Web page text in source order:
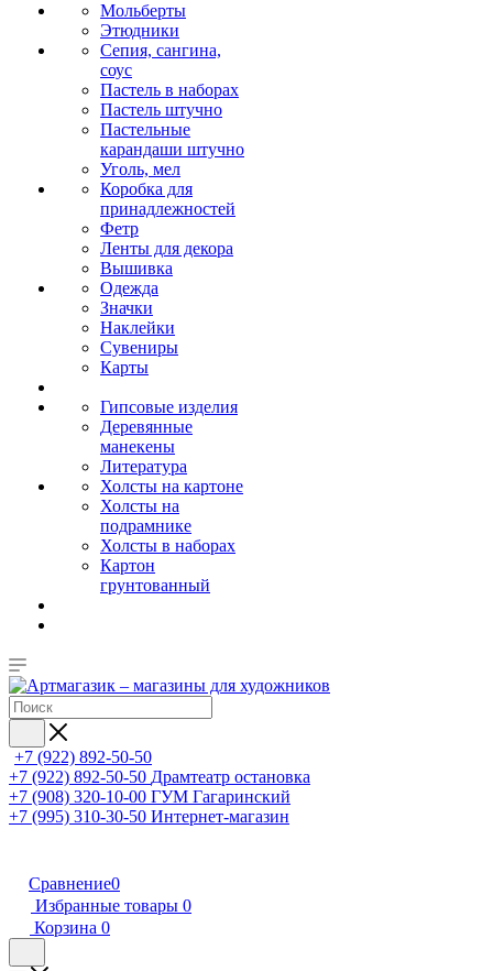
Мольберты
Этюдники
Сепия, сангина,
соус
Пастель в наборах
Пастель штучно
Пастельные
карандаши штучно
Уголь, мел
Коробка для
принадлежностей
Фетр
Ленты для декора
Вышивка
Одежда
Значки
Наклейки
Сувениры
Карты
Гипсовые изделия
Деревянные
манекены
Литература
Холсты на картоне
Холсты на
подрамнике
Холсты в наборах
Картон
грунтованный
+7 (922) 892-50-50
+7 (922) 892-50-50 Драмтеатр остановка
+7 (908) 320-10-00 ГУМ Гагаринский
+7 (995) 310-30-50 Интернет-магазин
Сравнение0
Избранные товары 0
Корзина 0